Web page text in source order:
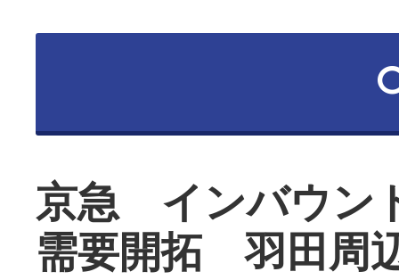
京急 インバウン
需要開拓 羽田周